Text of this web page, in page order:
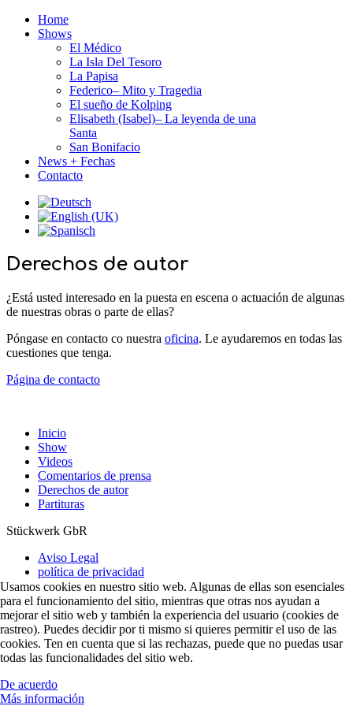
Home
Shows
El Médico
La Isla Del Tesoro
La Papisa
Federico– Mito y Tragedia
El sueño de Kolping
Elisabeth (Isabel)– La leyenda de una
Santa
San Bonifacio
News + Fechas
Contacto
Derechos de autor
¿Está usted interesado en la puesta en escena o actuación de algunas
de nuestras obras o parte de ellas?
Póngase en contacto co nuestra oficina. Le ayudaremos en todas las
cuestiones que tenga.
Página de contacto
Inicio
Show
Videos
Comentarios de prensa
Derechos de autor
Partituras
Stückwerk GbR
Aviso Legal
política de privacidad
Usamos cookies en nuestro sitio web. Algunas de ellas son esenciales
para el funcionamiento del sitio, mientras que otras nos ayudan a
mejorar el sitio web y también la experiencia del usuario (cookies de
rastreo). Puedes decidir por ti mismo si quieres permitir el uso de las
cookies. Ten en cuenta que si las rechazas, puede que no puedas usar
todas las funcionalidades del sitio web.
De acuerdo
Más información